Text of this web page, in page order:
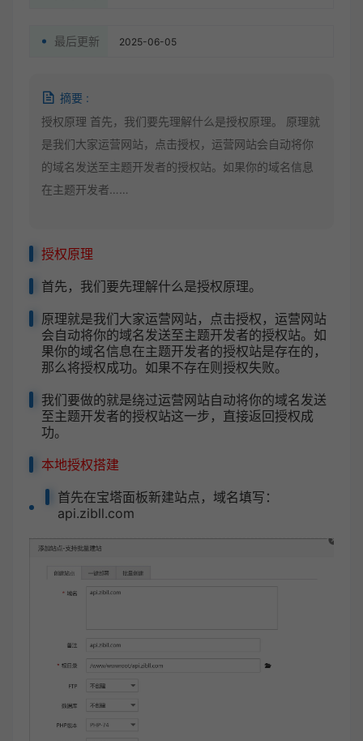
最后更新 2025-06-05
摘要 :
授权原理 首先，我们要先理解什么是授权原理。 原理就
是我们大家运营网站，点击授权，运营网站会自动将你
的域名发送至主题开发者的授权站。如果你的域名信息
在主题开发者……
授权原理
首先，我们要先理解什么是授权原理。
原理就是我们大家运营网站，点击授权，运营网站
会自动将你的域名发送至主题开发者的授权站。如
果你的域名信息在主题开发者的授权站是存在的，
那么将授权成功。如果不存在则授权失败。
我们要做的就是绕过运营网站自动将你的域名发送
至主题开发者的授权站这一步，直接返回授权成
功。
本地授权搭建
首先在宝塔面板新建站点，域名填写：
api.zibll.com